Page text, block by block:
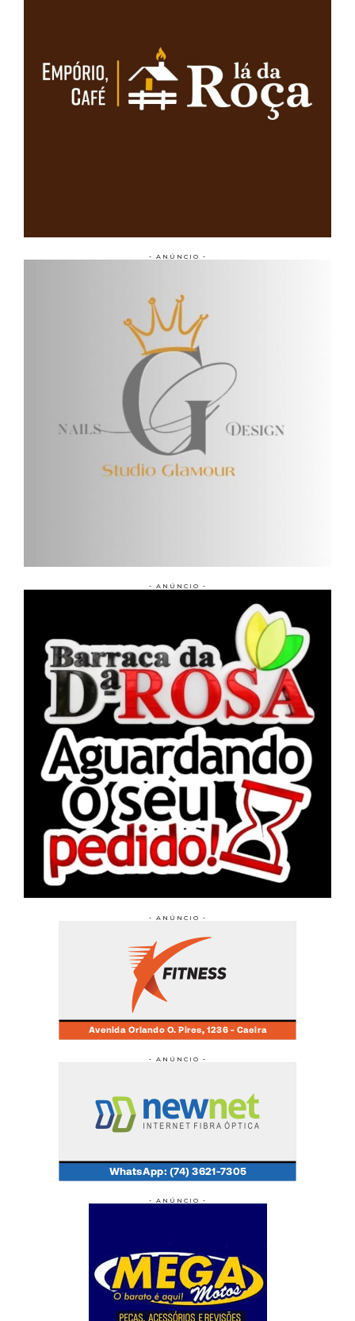
- ANÚNCIO -
- ANÚNCIO -
- ANÚNCIO -
- ANÚNCIO -
- ANÚNCIO -